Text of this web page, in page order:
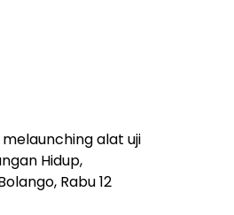
melaunching alat uji
Hidup,
Rabu 12